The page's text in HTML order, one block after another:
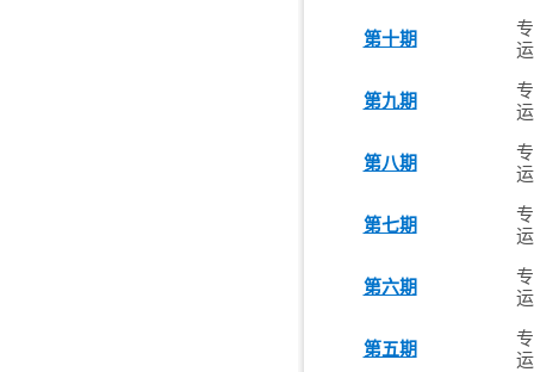
第十期
第九期
第八期
第七期
第六期
第五期